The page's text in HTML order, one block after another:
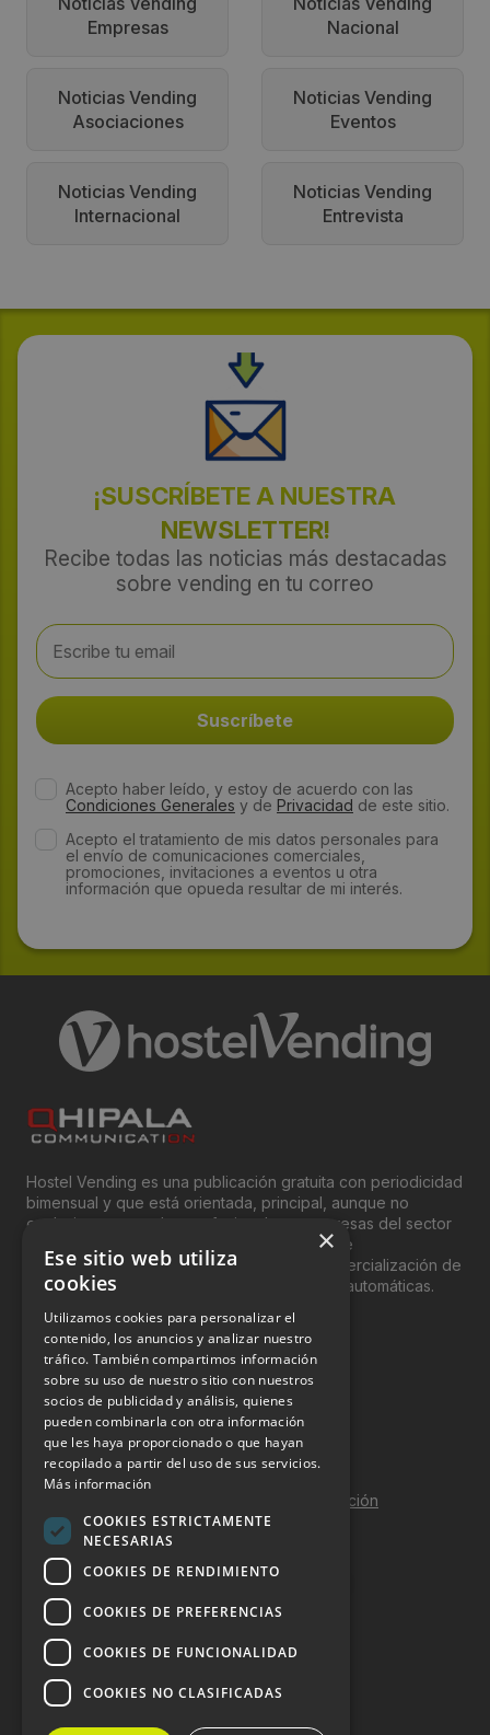
Empresas
Nacional
Noticias Vending
Asociaciones
Noticias Vending
Eventos
Noticias Vending
Internacional
Noticias Vending
Entrevista
¡SUSCRÍBETE A NUESTRA
NEWSLETTER!
Recibe todas las noticias más destacadas
sobre vending en tu correo
Acepto haber leído, y estoy de acuerdo con las
Condiciones Generales y de Privacidad de este sitio.
Acepto el tratamiento de mis datos personales para
el envío de comunicaciones comerciales,
promociones, invitaciones a eventos u otra
información que opueda resultar de mi interés.
Hostel Vending es una publicación gratuita con periodicidad
bimensual y que está orientada, principal, aunque no
exclusivamente, a los profesionales y empresas del sector
del “Vending”; nombre con el que se conoce
genéricamente entre profesionales a la comercialización de
productos y servicios a través de máquinas automáticas.
INFORMACIÓN LEGAL
Aviso Legal
Política de Privacidad
Política de Cookies
Política de calidad y seguridad de la información
Contacto
DOSSIER Y CONTRATACIÓN
Dossier 2026 (ES)
Dossier 2026 (EN)
×
Ese sitio web utiliza
cookies
Utilizamos cookies para personalizar el
contenido, los anuncios y analizar nuestro
tráfico. También compartimos información
sobre su uso de nuestro sitio con nuestros
socios de publicidad y análisis, quienes
pueden combinarla con otra información
que les haya proporcionado o que hayan
recopilado a partir del uso de sus servicios.
Más información
COOKIES ESTRICTAMENTE
NECESARIAS
COOKIES DE RENDIMIENTO
COOKIES DE PREFERENCIAS
COOKIES DE FUNCIONALIDAD
COOKIES NO CLASIFICADAS